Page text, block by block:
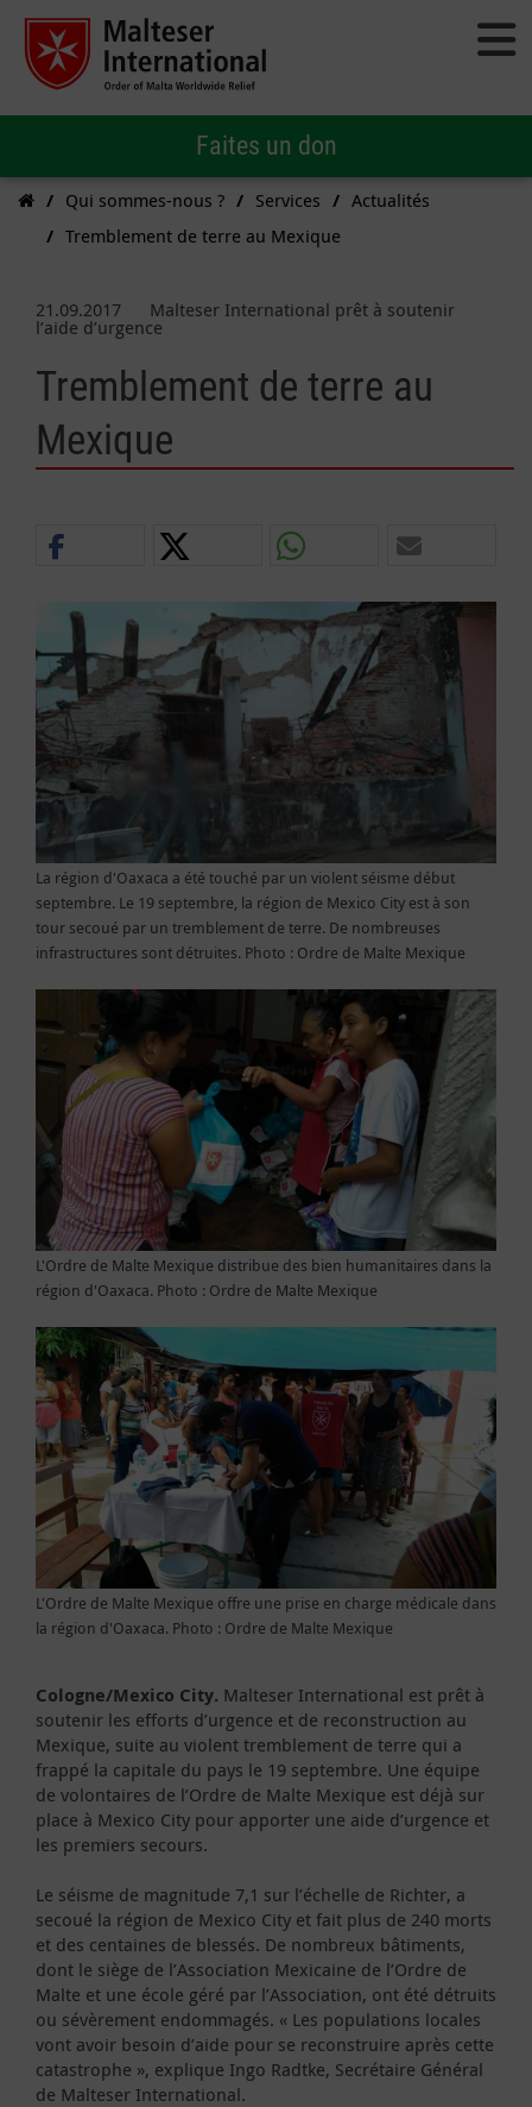
Faites un don
Qui sommes-nous ? Services
Actualités
Tremblement de terre au Mexique
21.09.2017 Malteser International prêt à soutenir
l’aide d’urgence
Tremblement de terre au
Mexique
La région d'Oaxaca a été touché par un violent séisme début
septembre. Le 19 septembre, la région de Mexico City est à son
tour secoué par un tremblement de terre. De nombreuses
infrastructures sont détruites. Photo : Ordre de Malte Mexique
L'Ordre de Malte Mexique distribue des bien humanitaires dans la
région d'Oaxaca. Photo : Ordre de Malte Mexique
L'Ordre de Malte Mexique offre une prise en charge médicale dans
la région d'Oaxaca. Photo : Ordre de Malte Mexique
Cologne/Mexico City. Malteser International est prêt à
soutenir les efforts d’urgence et de reconstruction au
Mexique, suite au violent tremblement de terre qui a
frappé la capitale du pays le 19 septembre. Une équipe
de volontaires de l’Ordre de Malte Mexique est déjà sur
place à Mexico City pour apporter une aide d’urgence et
les premiers secours.
Le séisme de magnitude 7,1 sur l’échelle de Richter, a
secoué la région de Mexico City et fait plus de 240 morts
et des centaines de blessés. De nombreux bâtiments,
dont le siège de l’Association Mexicaine de l’Ordre de
Malte et une école géré par l’Association, ont été détruits
ou sévèrement endommagés. « Les populations locales
vont avoir besoin d’aide pour se reconstruire après cette
catastrophe », explique Ingo Radtke, Secrétaire Général
de Malteser International.